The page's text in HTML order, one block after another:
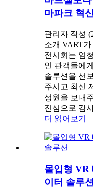
마파크 혁
관리자 작성
소개 VART
전시회는 엄
인 관객들에
솔루션을 선
주시고 최신
성원을 보내
진심으로 감
더 읽어보기
몰입형 VR
이터 솔루션